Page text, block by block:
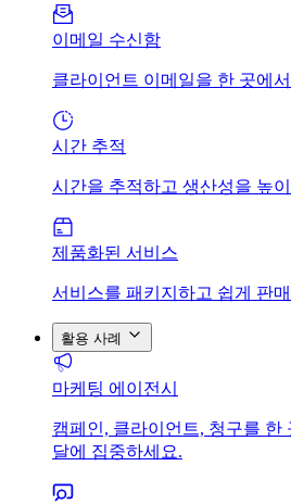
이메일 수신함
클라이언트 이메일을 한 곳에
시간 추적
시간을 추적하고 생산성을 높
제품화된 서비스
서비스를 패키지하고 쉽게 판
활용 사례
마케팅 에이전시
캠페인, 클라이언트, 청구를 한
달에 집중하세요.